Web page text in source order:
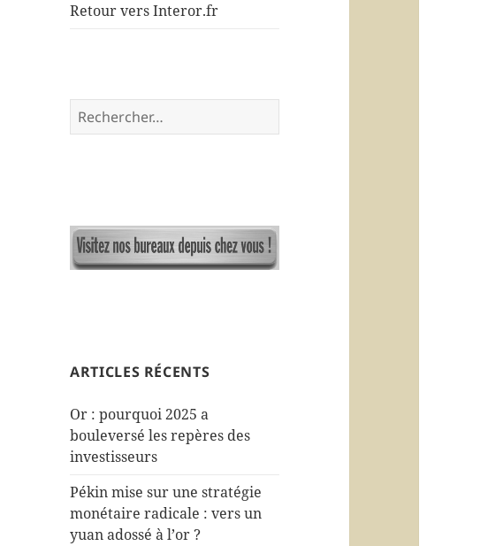
Retour vers Interor.fr
R
e
c
h
ARTICLES RÉCENTS
Or : pourquoi 2025 a
bouleversé les repères des
investisseurs
Pékin mise sur une stratégie
monétaire radicale : vers un
yuan adossé à l’or ?